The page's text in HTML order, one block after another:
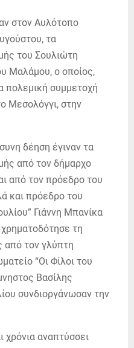
στον Αυλότοπο
τα
του Σουλιώτη
Μαλάμου, ο οποίος,
πολεμική συμμετοχή
Μεσολόγγι, στην
δέηση έγιναν τα
από τον δήμαρχο
από τον πρόεδρο του
και πρόεδρο του
Γιάννη Μπανίκα
τη
από τον γλύπτη
“Οι Φίλοι του
Βασίλης
συνδιοργάνωσαν την
αναπτύσσει